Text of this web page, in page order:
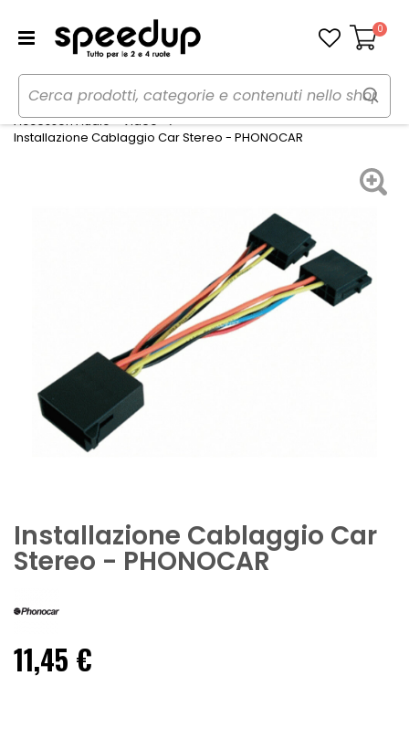
Carrello
0
Home Auto
Audio elettronica mobile
Accessori Audio - Video
Installazione Cablaggio Car Stereo - PHONOCAR
Installazione Cablaggio Car
Stereo - PHONOCAR
11,45 €